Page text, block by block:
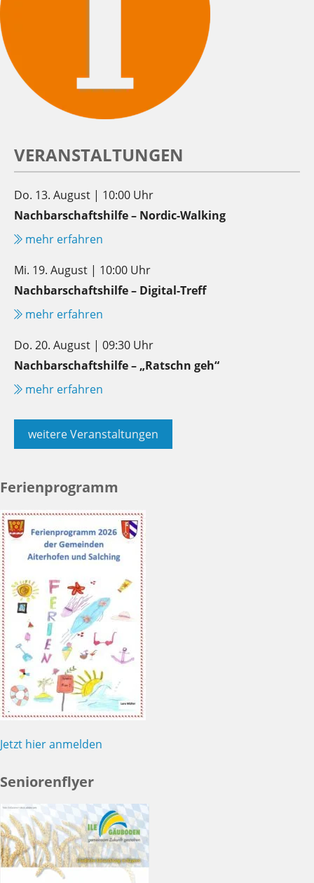
VERANSTALTUNGEN
Do. 13. August | 10:00 Uhr
Nachbarschaftshilfe – Nordic-Walking
mehr erfahren
Mi. 19. August | 10:00 Uhr
Nachbarschaftshilfe – Digital-Treff
mehr erfahren
Do. 20. August | 09:30 Uhr
Nachbarschaftshilfe – „Ratschn geh“
mehr erfahren
weitere Veranstaltungen
Ferienprogramm
Jetzt hier anmelden
Seniorenflyer